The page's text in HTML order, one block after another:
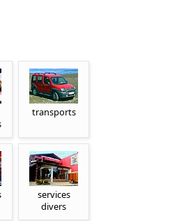
transports
services
divers